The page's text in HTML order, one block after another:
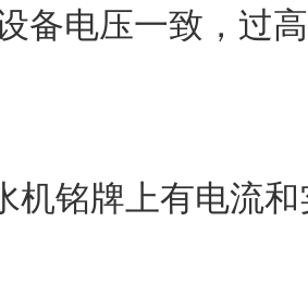
备电压一致，过
机铭牌上有电流